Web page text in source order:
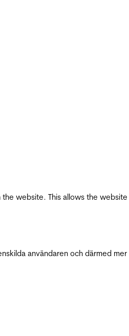
website. This allows the
användaren och därmed